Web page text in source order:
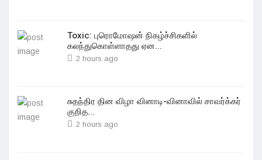
Toxic: புரொமோஷன் நிகழ்ச்சிகளில்
கலந்துகொள்ளாதது ஏன...
2 hours ago
சுதந்திர தின விழா வினாடி-வினாவில் சாவர்க்கர்
குறித...
2 hours ago